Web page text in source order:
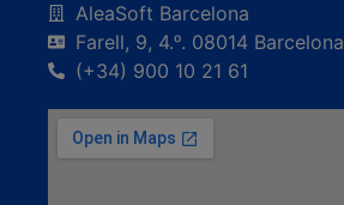
AleaSoft Barcelona
Farell, 9, 4.ᵒ. 08014 Barcelona
(+34) 900 10 21 61